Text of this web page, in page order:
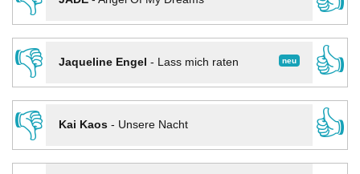
👎
neu
Jaqueline Engel - Lass mich raten
👍
👎
Kai Kaos- Unsere Nacht
👍